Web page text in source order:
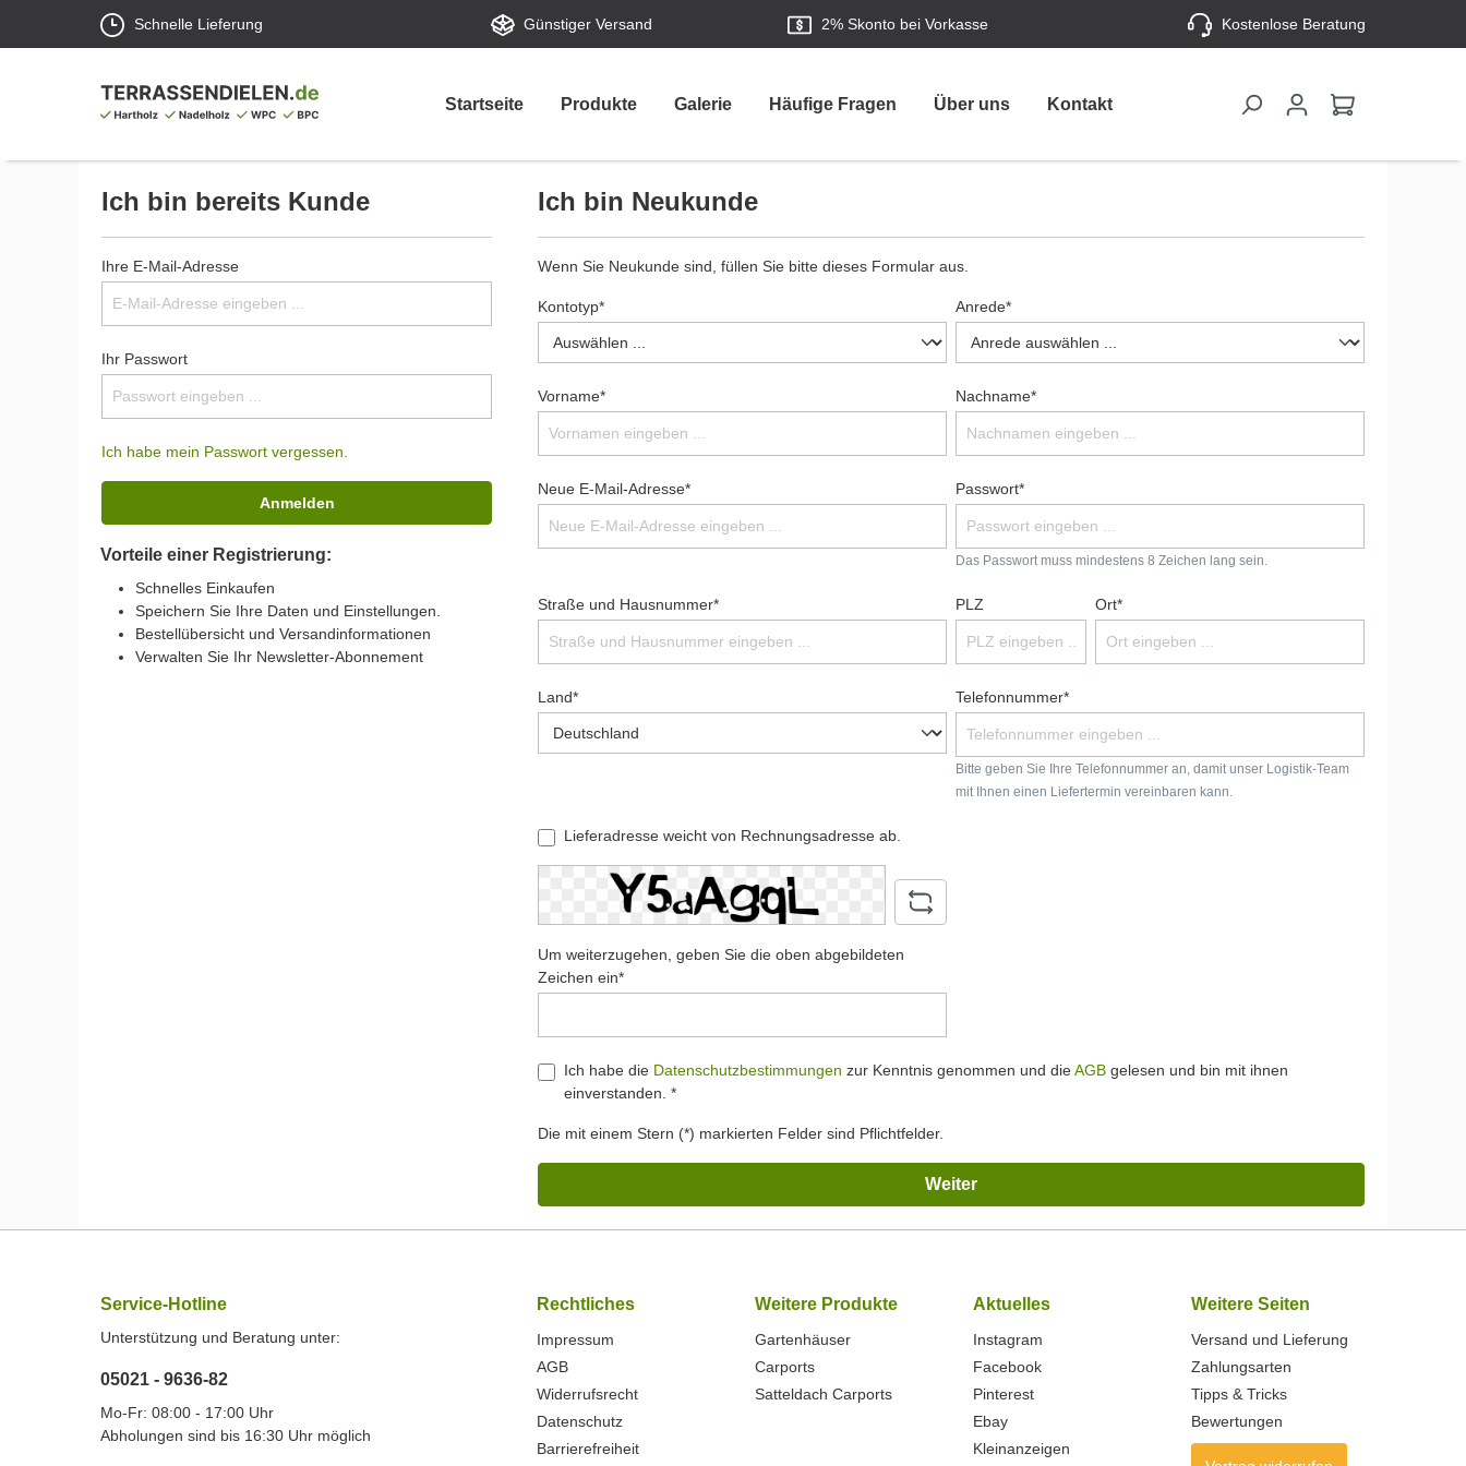
Schnelle Lieferung Günstiger Versand 2% Skonto bei Vorkasse Kostenlose Beratung
Startseite Produkte Galerie Häufige Fragen Über uns Kontakt
Ich bin bereits Kunde
Ihre E-Mail-Adresse
Ihr Passwort
Ich habe mein Passwort vergessen.
Anmelden
Vorteile einer Registrierung:
Schnelles Einkaufen
Speichern Sie Ihre Daten und Einstellungen.
Bestellübersicht und Versandinformationen
Verwalten Sie Ihr Newsletter-Abonnement
Ich bin Neukunde
Wenn Sie Neukunde sind, füllen Sie bitte dieses Formular aus.
Kontotyp* Anrede*
Vorname* Nachname*
Neue E-Mail-Adresse* Passwort*
Das Passwort muss mindestens 8 Zeichen lang sein.
Straße und Hausnummer* PLZ Ort*
Land* Telefonnummer*
Bitte geben Sie Ihre Telefonnummer an, damit unser Logistik-Team
mit Ihnen einen Liefertermin vereinbaren kann.
Lieferadresse weicht von Rechnungsadresse ab.
Um weiterzugehen, geben Sie die oben abgebildeten
Zeichen ein*
Ich habe die Datenschutzbestimmungen zur Kenntnis genommen und dieAGB gelesen und bin mit ihnen
einverstanden. *
Die mit einem Stern (*) markierten Felder sind Pflichtfelder.
Weiter
Service-Hotline
Unterstützung und Beratung unter:
05021 - 9636-82
Mo-Fr: 08:00 - 17:00 Uhr
Abholungen sind bis 16:30 Uhr möglich
Rechtliches
Impressum
AGB
Widerrufsrecht
Datenschutz
Barrierefreiheit
Weitere Produkte
Gartenhäuser
Carports
Satteldach Carports
Aktuelles
Instagram
Facebook
Pinterest
Ebay
Kleinanzeigen
Weitere Seiten
Versand und Lieferung
Zahlungsarten
Tipps & Tricks
Bewertungen